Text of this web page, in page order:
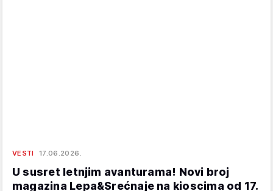
VESTI 17.06.2026.
U susret letnjim avanturama! Novi broj
magazina Lepa&Srećnaje na kioscima od 17.